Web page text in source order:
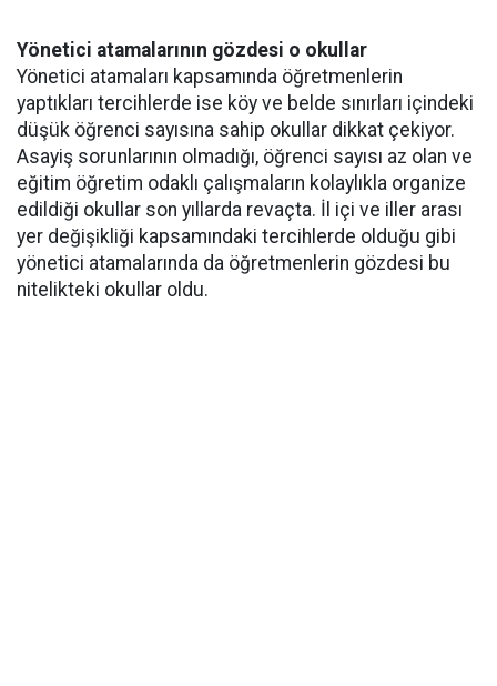
Yönetici atamalarının gözdesi o okullar
Yönetici atamaları kapsamında öğretmenlerin
yaptıkları tercihlerde ise köy ve belde sınırları içindeki
düşük öğrenci sayısına sahip okullar dikkat çekiyor.
Asayiş sorunlarının olmadığı, öğrenci sayısı az olan ve
eğitim öğretim odaklı çalışmaların kolaylıkla organize
edildiği okullar son yıllarda revaçta. İl içi ve iller arası
yer değişikliği kapsamındaki tercihlerde olduğu gibi
yönetici atamalarında da öğretmenlerin gözdesi bu
nitelikteki okullar oldu.